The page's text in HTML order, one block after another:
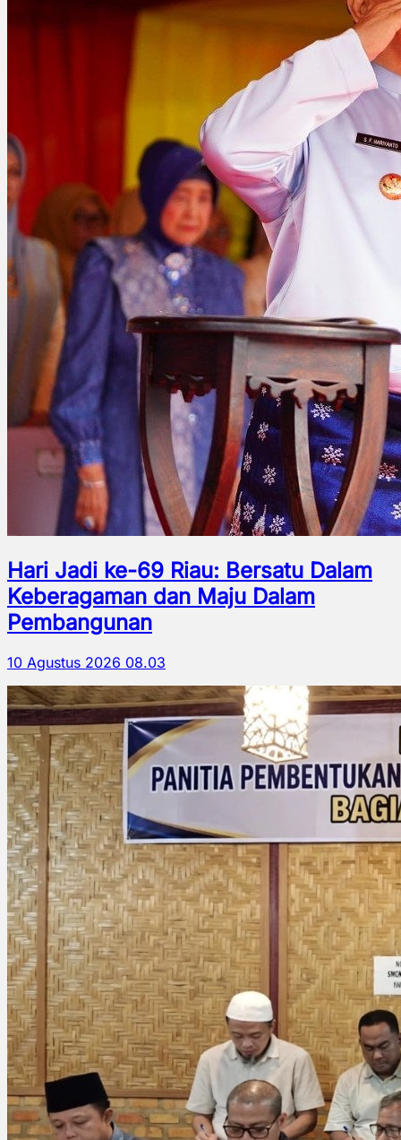
Hari Jadi ke-69 Riau: Bersatu Dalam
Keberagaman dan Maju Dalam
Pembangunan
10 Agustus 2026 08.03